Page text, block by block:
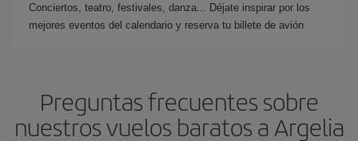
Conciertos, teatro, festivales, danza... Déjate inspirar por los
mejores eventos del calendario y reserva tu billete de avión
Preguntas frecuentes sobre
nuestros vuelos baratos a Argelia